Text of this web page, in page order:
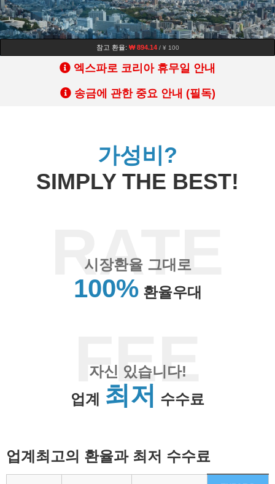
참고 환율: ₩ 894.14/ ¥ 100
엑스파로 코리아 휴무일 안내
송금에 관한 중요 안내 (필독)
가성비?
SIMPLY THE BEST!
RATE
시장환율 그대로
100%환율우대
FEE
자신 있습니다!
업계
최저 수수료
업계최고의 환율과 최저 수수료